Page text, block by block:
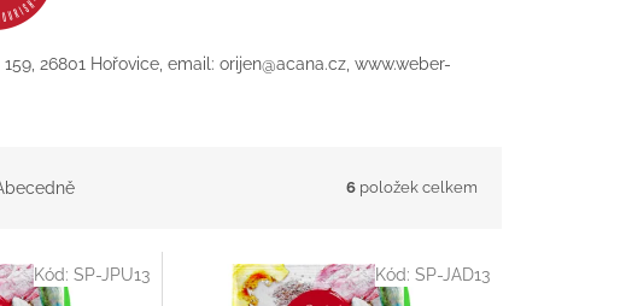
26801 Hořovice, email: orijen@acana.cz, www.weber-
6 položek celkem
Kód: SP-JPU13 Kód: SP-JAD13